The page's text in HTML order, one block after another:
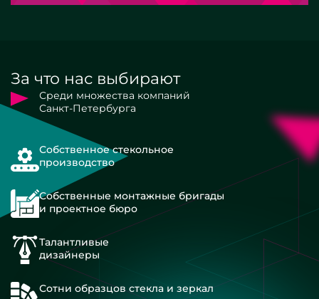
За что нас выбирают
Среди множества компаний
Санкт-Петербурга
Собственное стекольное
производство
Собственные монтажные бригады
и проектное бюро
Талантливые
дизайнеры
Сотни образцов стекла и зеркал